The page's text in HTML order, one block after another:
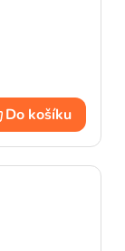
Do košíku